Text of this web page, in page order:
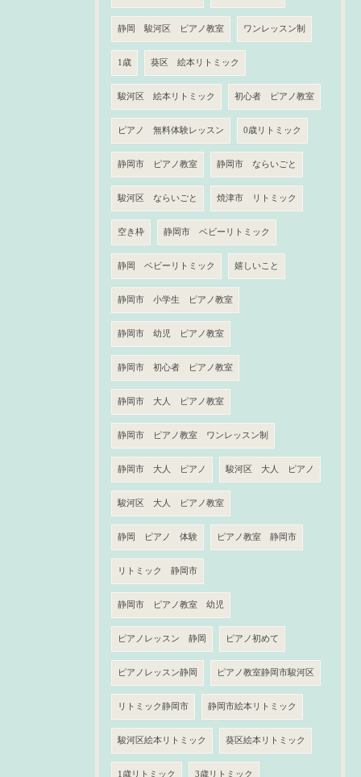
静岡 駿河区 ピアノ教室 ワンレッスン制
1歳 葵区 絵本リトミック
駿河区 絵本リトミック 初心者 ピアノ教室
ピアノ 無料体験レッスン 0歳リトミック
静岡市 ピアノ教室 静岡市 ならいごと
駿河区 ならいごと 焼津市 リトミック
空き枠 静岡市 ベビーリトミック
静岡 ベビーリトミック 嬉しいこと
静岡市 小学生 ピアノ教室
静岡市 幼児 ピアノ教室
静岡市 初心者 ピアノ教室
静岡市 大人 ピアノ教室
静岡市 ピアノ教室 ワンレッスン制
静岡市 大人 ピアノ 駿河区 大人 ピアノ
駿河区 大人 ピアノ教室
静岡 ピアノ 体験 ピアノ教室 静岡市
リトミック 静岡市
静岡市 ピアノ教室 幼児
ピアノレッスン 静岡 ピアノ初めて
ピアノレッスン静岡 ピアノ教室静岡市駿河区
リトミック静岡市 静岡市絵本リトミック
駿河区絵本リトミック 葵区絵本リトミック
1歳リトミック 3歳リトミック